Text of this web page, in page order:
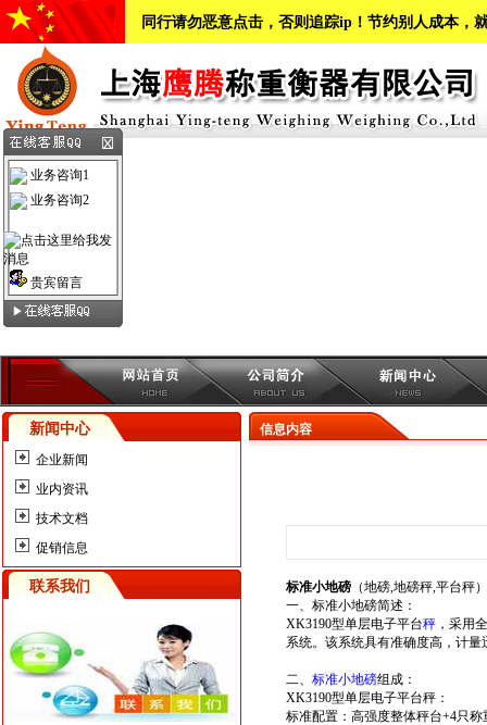
同行请勿恶意点击，否则追踪ip！节约别人成本，
新闻中心
企业新闻
业内资讯
技术文档
促销信息
联系我们
信息内容
标准小地磅（地磅,地磅秤,平台秤
一、标准小地磅简述：
XK3190型单层电子平台秤，采用
系统。该系统具有准确度高，计
二、 标准小地磅组成：
XK3190型单层电子平台秤：
标准配置：高强度整体秤台+4只
业务咨询1
业务咨询2
贵宾留言